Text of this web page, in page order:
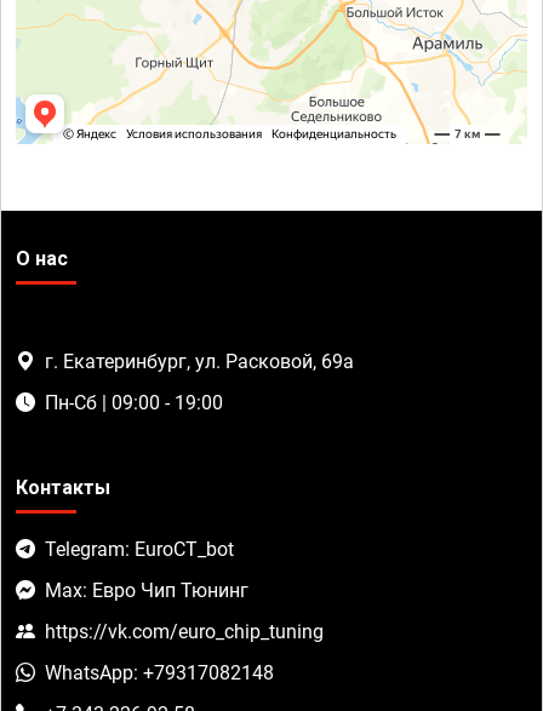
О нас
г. Екатеринбург, ул. Расковой, 69а
Пн-Сб | 09:00 - 19:00
Контакты
Telegram: EuroCT_bot
Max: Евро Чип Тюнинг
https://vk.com/euro_chip_tuning
WhatsApp: +79317082148